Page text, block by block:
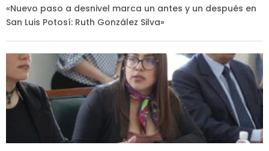
«Nuevo paso a desnivel marca un antes y un después en
San Luis Potosí: Ruth González Silva»